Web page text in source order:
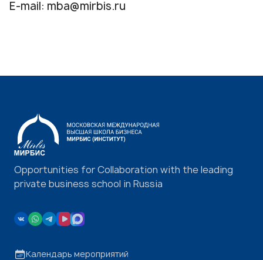
E-mail: mba@mirbis.ru
Opportunities for Collaboration with the leading
private business school in Russia
Календарь мероприятий